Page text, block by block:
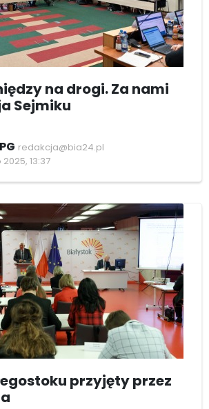
na drogi. Za nami
Sejmiku
redakcja@bia24.pl
13:37
przyjęty przez